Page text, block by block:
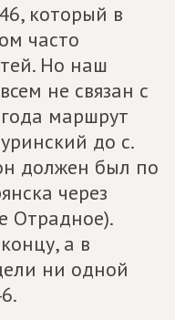
который в
часто
Но наш
не связан с
маршрут
до с.
должен был по
через
Отрадное).
а в
ни одной